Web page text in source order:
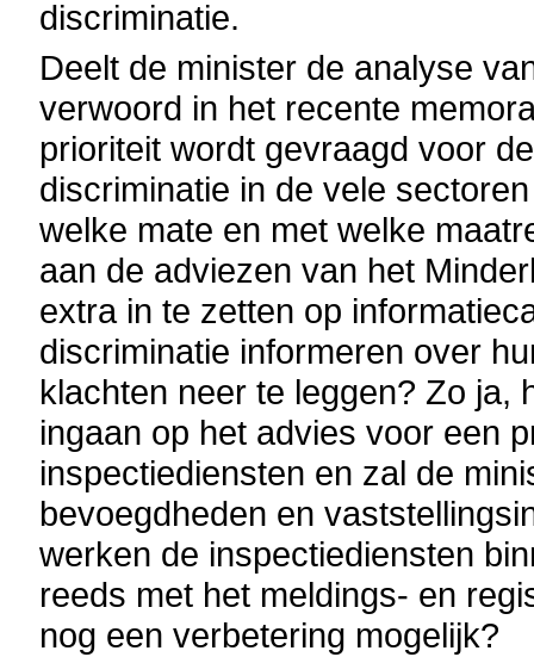
discriminatie.
Deelt de minister de analyse
verwoord in het recente
prioriteit wordt gevraagd voor
discriminatie in de vele
welke mate en met welke
aan de adviezen van het
extra in te zetten op
discriminatie informeren over
klachten neer te leggen? Zo ja,
ingaan op het advies voor een
inspectiediensten en zal de
bevoegdheden en
werken de inspectiediensten
reeds met het meldings- en
nog een verbetering mogelijk?